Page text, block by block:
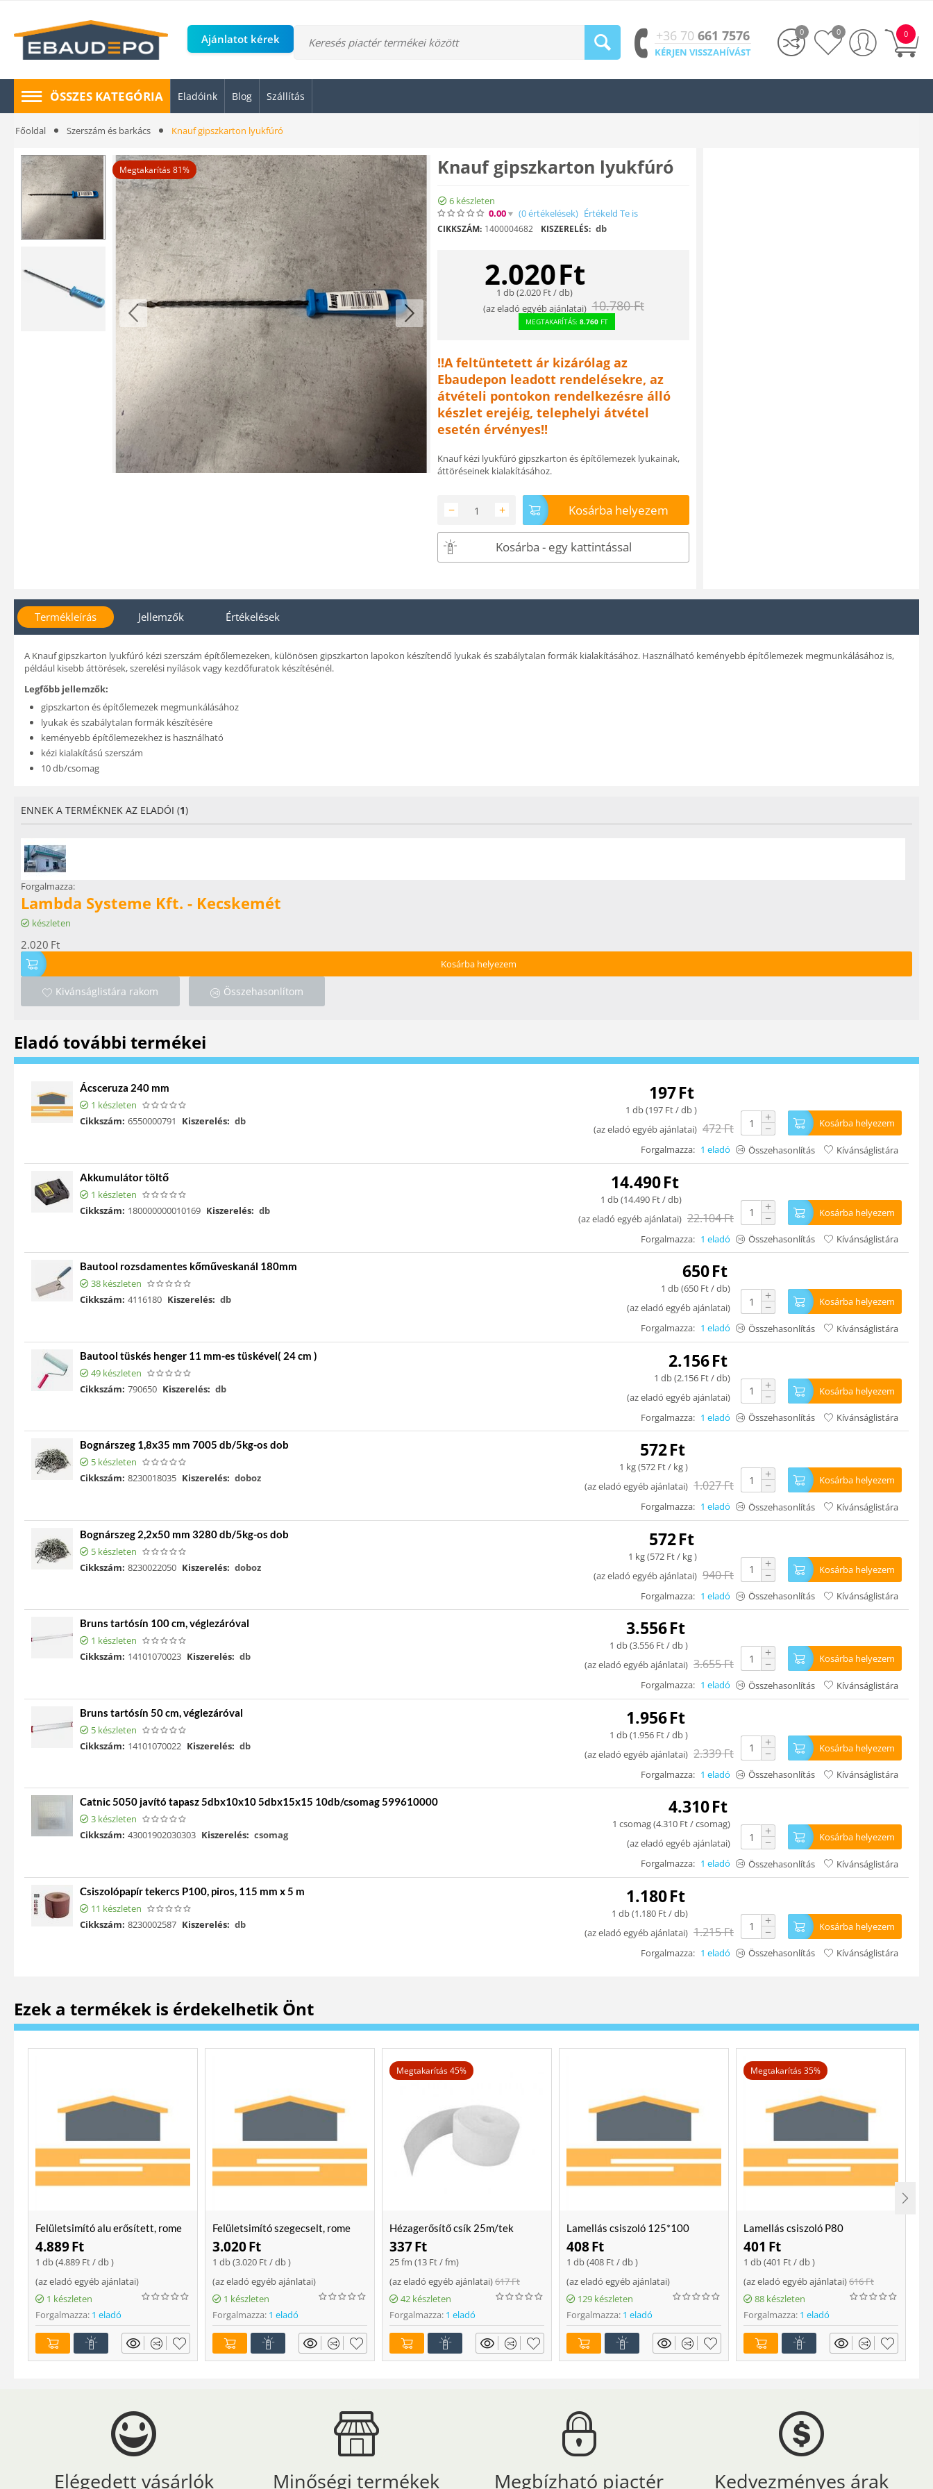
Ajánlatot kérek +36 70661 7576
KÉRJEN VISSZAHÍVÁST
0
0 0
ÖSSZES KATEGÓRIA Eladóink Blog Szállítás
Főoldal Szerszám és barkács Knauf gipszkarton lyukfúró
Megtakarítás 81% Knauf gipszkarton lyukfúró
6 készleten
0.00
(0értékelések) Értékeld Te is
CIKKSZÁM: 1400004682 KISZERELÉS: db
2.020Ft
1 db (2.020 Ft/ db)
(az eladó egyéb ajánlatai) 10.780 Ft
MEGTAKARÍTÁS: 8.760 FT
!!A feltüntetett ár kizárólag az
Ebaudepon leadott rendelésekre, az
átvételi pontokon rendelkezésre álló
készlet erejéig, telephelyi átvétel
esetén érvényes!!
Knauf kézi lyukfúró gipszkarton és építőlemezek lyukainak,
áttöréseinek kialakításához.
+
− Kosárba helyezem
Kosárba - egy kattintással
Termékleírás Jellemzők Értékelések
A Knauf gipszkarton lyukfúró kézi szerszám építőlemezeken, különösen gipszkarton lapokon készítendő lyukak és szabálytalan formák kialakításához. Használható keményebb építőlemezek megmunkálásához is,
például kisebb áttörések, szerelési nyílások vagy kezdőfuratok készítésénél.
Legfőbb jellemzők:
gipszkarton és építőlemezek megmunkálásához
lyukak és szabálytalan formák készítésére
keményebb építőlemezekhez is használható
kézi kialakítású szerszám
10 db/csomag
ENNEK A TERMÉKNEK AZ ELADÓI (1)
Forgalmazza:
Lambda Systeme Kft. - Kecskemét
készleten
2.020 Ft
Kosárba helyezem
Kivánságlistára rakom Összehasonlítom
Eladó további termékei
Ácsceruza 240 mm
1 készleten
Cikkszám: 6550000791 Kiszerelés: db
197Ft
1 db (197 Ft/ db )
(az eladó egyéb ajánlatai) 472Ft
+
− Kosárba helyezem
Forgalmazza: 1 eladó Összehasonlítás Kívánságlistára
Akkumulátor töltő
1 készleten
Cikkszám: 180000000010169 Kiszerelés: db
14.490Ft
1 db (14.490 Ft/ db)
(az eladó egyéb ajánlatai) 22.104Ft
+
− Kosárba helyezem
Forgalmazza: 1 eladó Összehasonlítás Kívánságlistára
Bautool rozsdamentes kőműveskanál 180mm
38 készleten
Cikkszám: 4116180 Kiszerelés: db
650Ft
1 db (650 Ft/ db)
(az eladó egyéb ajánlatai)
+
− Kosárba helyezem
Forgalmazza: 1 eladó Összehasonlítás Kívánságlistára
Bautool tüskés henger 11 mm-es tüskével( 24 cm )
49 készleten
Cikkszám: 790650 Kiszerelés: db
2.156Ft
1 db (2.156 Ft/ db)
(az eladó egyéb ajánlatai)
+
− Kosárba helyezem
Forgalmazza: 1 eladó Összehasonlítás Kívánságlistára
Bognárszeg 1,8x35 mm 7005 db/5kg-os dob
5 készleten
Cikkszám: 8230018035 Kiszerelés: doboz
572Ft
1 kg (572 Ft/ kg )
(az eladó egyéb ajánlatai) 1.027Ft
+
− Kosárba helyezem
Forgalmazza: 1 eladó Összehasonlítás Kívánságlistára
Bognárszeg 2,2x50 mm 3280 db/5kg-os dob
5 készleten
Cikkszám: 8230022050 Kiszerelés: doboz
572Ft
1 kg (572 Ft/ kg )
(az eladó egyéb ajánlatai) 940Ft
+
− Kosárba helyezem
Forgalmazza: 1 eladó Összehasonlítás Kívánságlistára
Bruns tartósín 100 cm, véglezáróval
1 készleten
Cikkszám: 14101070023 Kiszerelés: db
3.556Ft
1 db (3.556 Ft/ db )
(az eladó egyéb ajánlatai) 3.655Ft
+
− Kosárba helyezem
Forgalmazza: 1 eladó Összehasonlítás Kívánságlistára
Bruns tartósín 50 cm, véglezáróval
5 készleten
Cikkszám: 14101070022 Kiszerelés: db
1.956Ft
1 db (1.956 Ft/ db )
(az eladó egyéb ajánlatai) 2.339Ft
+
− Kosárba helyezem
Forgalmazza: 1 eladó Összehasonlítás Kívánságlistára
Catnic 5050 javító tapasz 5dbx10x10 5dbx15x15 10db/csomag 599610000
3 készleten
Cikkszám: 43001902030303 Kiszerelés: csomag
4.310Ft
1 csomag (4.310 Ft/ csomag)
(az eladó egyéb ajánlatai)
+
− Kosárba helyezem
Forgalmazza: 1 eladó Összehasonlítás Kívánságlistára
Csiszolópapír tekercs P100, piros, 115 mm x 5 m
11 készleten
Cikkszám: 8230002587 Kiszerelés: db
1.180Ft
1 db (1.180 Ft/ db)
(az eladó egyéb ajánlatai) 1.215Ft
+
− Kosárba helyezem
Forgalmazza: 1 eladó Összehasonlítás Kívánságlistára
Ezek a termékek is érdekelhetik Önt
Felületsimító alu erősített, rome
400 mm Soft
4.889Ft
1 db (4.889 Ft/ db )
(az eladó egyéb ajánlatai)
1 készleten
Forgalmazza: 1 eladó
Felületsimító szegecselt, rome
400mm
3.020Ft
1 db (3.020 Ft/ db )
(az eladó egyéb ajánlatai)
1 készleten
Forgalmazza: 1 eladó
Megtakarítás 45%
Hézagerősítő csík 25m/tek
337Ft
25 fm (13 Ft/ fm)
(az eladó egyéb ajánlatai)617Ft
42 készleten
Forgalmazza: 1 eladó
Lamellás csiszoló 125*100
408Ft
1 db (408 Ft/ db )
(az eladó egyéb ajánlatai)
129 készleten
Forgalmazza: 1 eladó
Megtakarítás 35%
Lamellás csiszoló P80
401 Ft
1 db (401 Ft/ db )
(az eladó egyéb ajánlatai)616Ft
88 készleten
Forgalmazza: 1 eladó
Elégedett vásárlók Minőségi termékek Megbízható piactér Kedvezményes árak